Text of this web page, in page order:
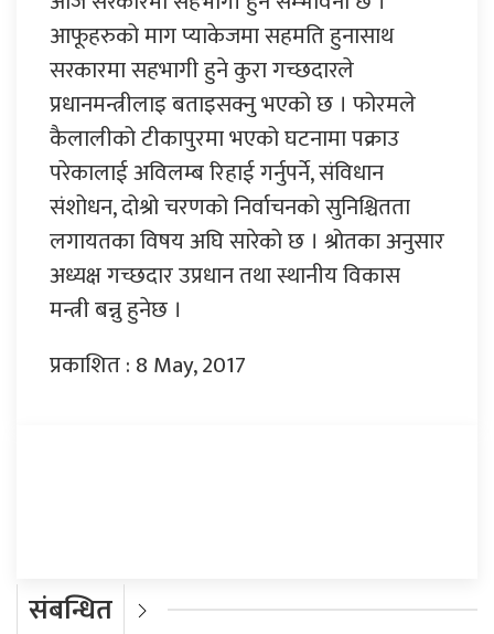
आफूहरुको माग प्याकेजमा सहमति हुनासाथ
सरकारमा सहभागी हुने कुरा गच्छदारले
प्रधानमन्त्रीलाइ बताइसक्नु भएको छ । फोरमले
कैलालीको टीकापुरमा भएको घटनामा पक्राउ
परेकालाई अविलम्ब रिहाई गर्नुपर्ने, संविधान
संशोधन, दोश्रो चरणको निर्वाचनको सुनिश्चितता
लगायतका विषय अघि सारेको छ । श्रोतका अनुसार
अध्यक्ष गच्छदार उप्रधान तथा स्थानीय विकास
मन्त्री बन्नु हुनेछ ।
प्रकाशित : 8 May, 2017
संबन्धित